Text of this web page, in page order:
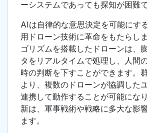
ーシステムであっても探知が困難で
AIは自律的な意思決定を可能にす
用ドローン技術に革命をもたらし
ゴリズムを搭載したドローンは、
タをリアルタイムで処理し、人間
時の判断を下すことができます。
より、複数のドローンが協調した
連携して動作することが可能にな
新は、軍事戦術や戦略に多大な影
ます。